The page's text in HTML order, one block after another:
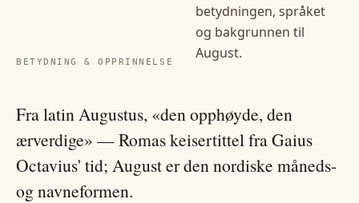
BETYDNING & OPPRINNELSE
betydningen, språket
og bakgrunnen til
August.
Fra latin Augustus, «den opphøyde, den
ærverdige» — Romas keisertittel fra Gaius
Octavius' tid; August er den nordiske måneds-
og navneformen.